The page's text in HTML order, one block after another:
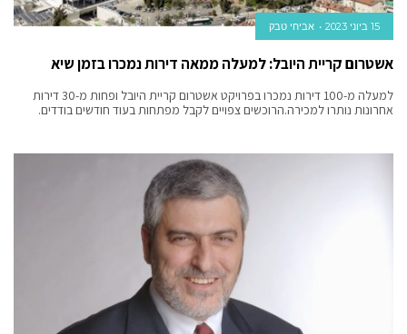
15 ביוני 2023 אביחי טבק‬‎
אשטרום קריית היובל: למעלה ממאה דירות נמכרו בזמן שיא
למעלה מ-100 דירות נמכרו בפרויקט אשטרום קריית היובל ופחות מ-30 דירות
אחרונות נותרו למכירה.הרוכשים צפויים לקבל מפתחות בעוד חודשים בודדים.